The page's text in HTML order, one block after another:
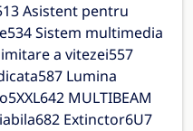
Asistent pentru
Sistem multimedia
a vitezei557
Lumina
MULTIBEAM
Extinctor6U7